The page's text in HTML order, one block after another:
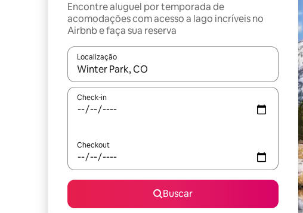
Encontre aluguel por temporada de
acomodações com acesso a lago incríveis no
Airbnb e faça sua reserva
Localização
Quando os resultados estiverem disponíveis, explore-os
Check-in
Checkout
Buscar